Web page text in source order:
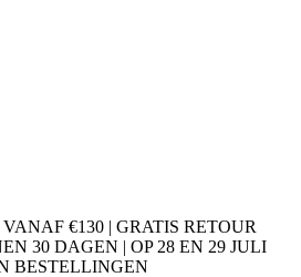
€130 | GRATIS RETOUR
30 DAGEN | OP 28 EN 29 JULI
BESTELLINGEN